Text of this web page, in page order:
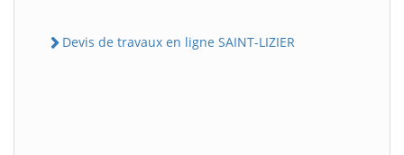
Devis de travaux en ligne SAINT-LIZIER